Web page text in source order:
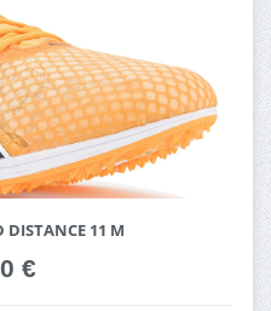
DISTANCE 11 M
€